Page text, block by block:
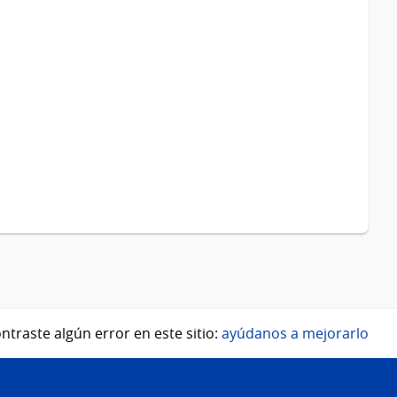
algún error en este sitio: ayúdanos a mejorarlo